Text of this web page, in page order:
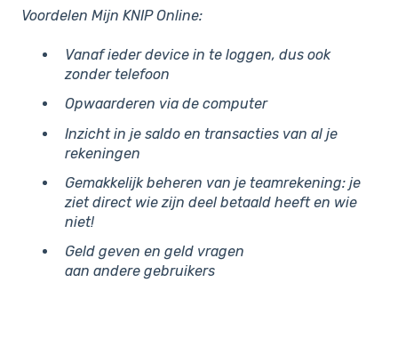
Voordelen Mijn KNIP Online:
Vanaf ieder device in te loggen, dus ook
zonder telefoon
Opwaarderen via de computer
Inzicht in je saldo en transacties van al je
rekeningen
Gemakkelijk beheren van je teamrekening: je
ziet direct wie zijn deel betaald heeft en wie
niet!
Geld geven en geld vragen
aan andere gebruikers